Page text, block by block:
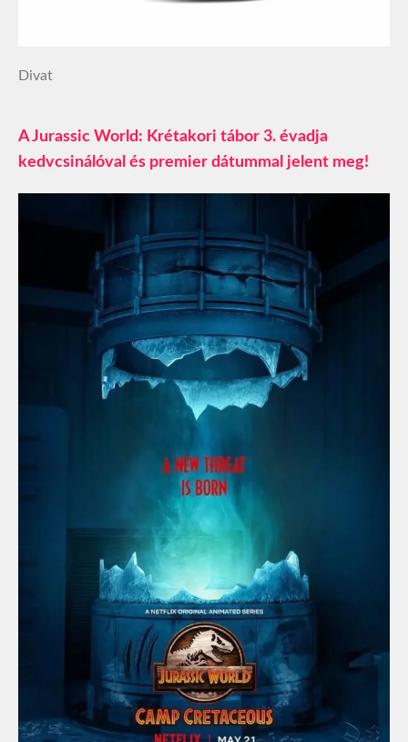
Divat
A Jurassic World: Krétakori tábor 3. évadja
kedvcsinálóval és premier dátummal jelent meg!